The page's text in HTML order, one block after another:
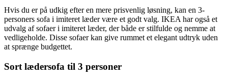
Hvis du er på udkig efter en mere prisvenlig løsning, kan en 3-
personers sofa i imiteret læder være et godt valg. IKEA har også et
udvalg af sofaer i imiteret læder, der både er stilfulde og nemme at
vedligeholde. Disse sofaer kan give rummet et elegant udtryk uden
at sprænge budgettet.
Sort lædersofa til 3 personer